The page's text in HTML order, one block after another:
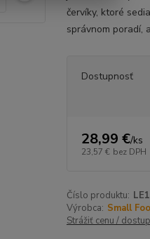
červíky, ktoré
správnom poradí,
Dostupnosť
28,99 €/ks
23,57 € bez DPH
Číslo produktu:
Výrobca: Small
Strážiť cenu /